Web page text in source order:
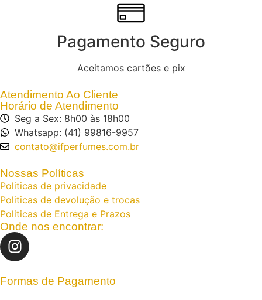
Pagamento Seguro
Aceitamos cartões e pix
Atendimento Ao Cliente
Horário de Atendimento
Seg a Sex: 8h00 às 18h00
Whatsapp: (41) 99816-9957
contato@ifperfumes.com.br
Nossas Políticas
Politicas de privacidade
Politicas de devolução e trocas
Politicas de Entrega e Prazos
Onde nos encontrar:
Formas de Pagamento